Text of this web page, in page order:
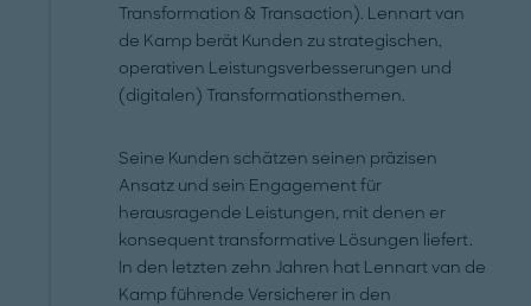
Transformation & Transaction). Lennart van
de Kamp berät Kunden zu strategischen,
operativen Leistungsverbesserungen und
(digitalen) Transformationsthemen.
Seine Kunden schätzen seinen präzisen
Ansatz und sein Engagement für
herausragende Leistungen, mit denen er
konsequent transformative Lösungen liefert.
In den letzten zehn Jahren hat Lennart van de
Kamp führende Versicherer in den